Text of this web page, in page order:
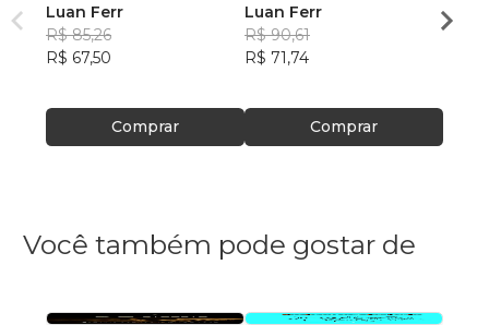
Luan Ferr
R$ 85,26
R$ 67,50
Comprar
Luan Ferr
R$ 90,61
R$ 71,74
Comprar
Luan
R$
Você também pode gostar de